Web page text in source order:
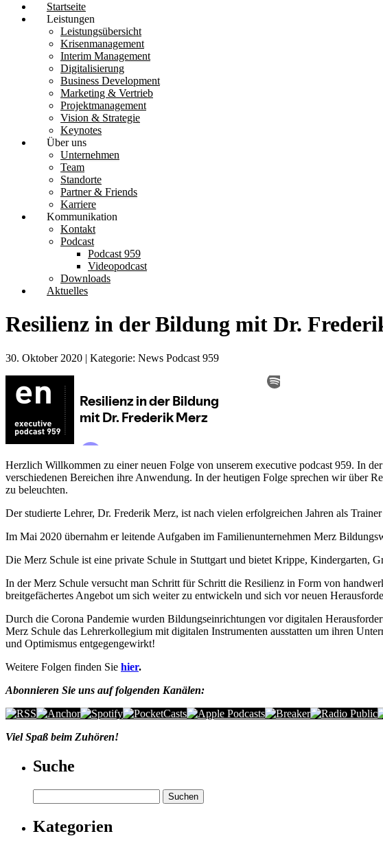
Startseite
Leistungen
Leistungsübersicht
Krisen­management
Interim Management
Digitalisierung
Business Development
Marketing & Vertrieb
Projektmanagement
Vision & Strategie
Keynotes
Über uns
Unternehmen
Team
Standorte
Partner & Friends
Karriere
Kommunikation
Kontakt
Podcast
Podcast 959
Videopodcast
Downloads
Aktuelles
Resilienz in der Bildung mit Dr.
30. Oktober 2020 | Kategorie: News Podcast 959
Herzlich Willkommen zu einer neuen Folge von unserem executive podcast 959. In
verschiedenen Bereichen ihre Anwendung. In der heutigen Folge sprechen wir über
zu beleuchten.
Der studierte Lehrer, Dr. Frederik Merz, ist nach vielen erfolgreichen Jahren als
Im Mai 2020 übernahm er leitende Aufgaben im Familienunternehmen Merz
Die Merz Schule ist eine private Schule in Stuttgart und bietet Krippe, Kindergarten,
In der Merz Schule versucht man Schritt für Schritt die Resilienz in Form von
breitgefächertes Angebot um sich weiter zu entwickeln und sich vor neuen
Durch die Corona Pandemie wurden Bildungseinrichtungen vor digitalen
Merz Schule das Lehrerkollegium mit digitalen Instrumenten ausstatten um ihren
und Optimismus entgegengewirkt!
Weitere Folgen finden Sie hier.
Abonnieren Sie uns auf folgenden Kanälen:
Viel Spaß beim Zuhören!
Suche
Kategorien